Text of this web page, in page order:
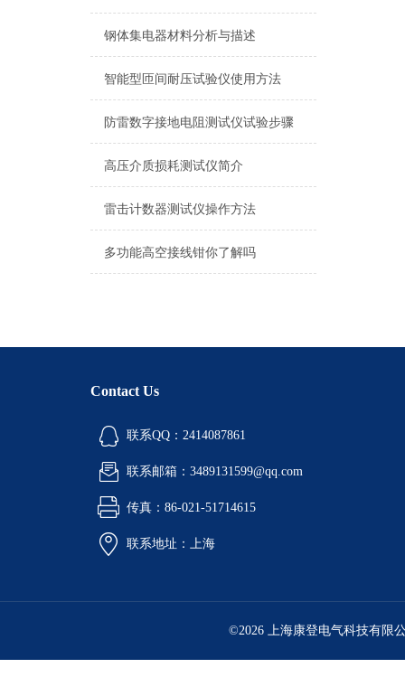
钢体集电器材料分析与描述
智能型匝间耐压试验仪使用方法
防雷数字接地电阻测试仪试验步骤
高压介质损耗测试仪简介
雷击计数器测试仪操作方法
多功能高空接线钳你了解吗
Contact Us
联系QQ：2414087861
联系邮箱：3489131599@qq.com
传真：86-021-51714615
联系地址：上海
©2026 上海康登电气科技有限